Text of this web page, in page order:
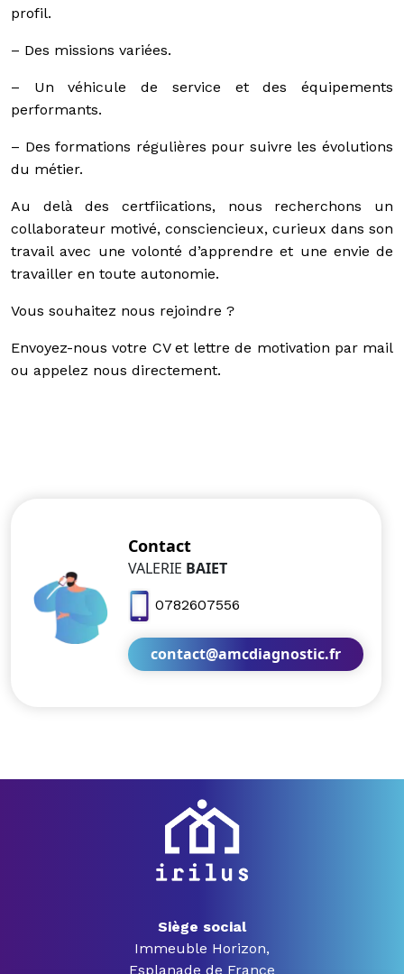
profil.
– Des missions variées.
– Un véhicule de service et des équipements
performants.
– Des formations régulières pour suivre les évolutions
du métier.
Au delà des certfiications, nous recherchons un
collaborateur motivé, consciencieux, curieux dans son
travail avec une volonté d’apprendre et une envie de
travailler en toute autonomie.
Vous souhaitez nous rejoindre ?
Envoyez-nous votre CV et lettre de motivation par mail
ou appelez nous directement.
Contact
VALERIE BAIET
0782607556
contact@amcdiagnostic.fr
Siège social
Immeuble Horizon,
Esplanade de France